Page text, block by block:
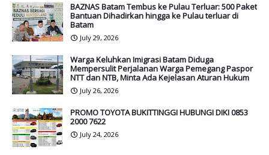
BAZNAS Batam Tembus ke Pulau Terluar: 500 Paket
Bantuan Dihadirkan hingga ke Pulau terluar di
Batam
July 29, 2026
Warga Keluhkan Imigrasi Batam Diduga
Mempersulit Perjalanan Warga Pemegang Paspor
NTT dan NTB, Minta Ada Kejelasan Aturan Hukum
July 26, 2026
PROMO TOYOTA BUKITTINGGI HUBUNGI DIKI 0853
2000 7622
July 24, 2026